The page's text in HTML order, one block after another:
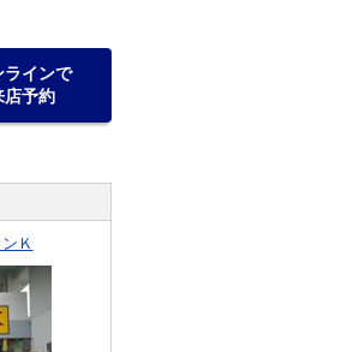
ラインで
店予約
Ｋ